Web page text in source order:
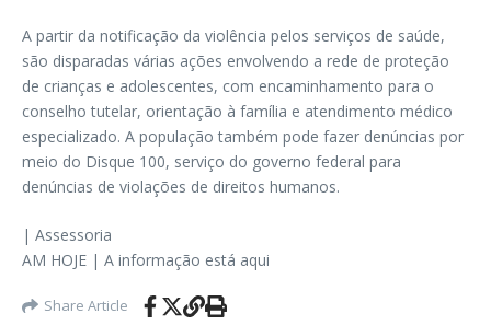
A partir da notificação da violência pelos serviços de saúde,
são disparadas várias ações envolvendo a rede de proteção
de crianças e adolescentes, com encaminhamento para o
conselho tutelar, orientação à família e atendimento médico
especializado. A população também pode fazer denúncias por
meio do Disque 100, serviço do governo federal para
denúncias de violações de direitos humanos.
| Assessoria
AM HOJE | A informação está aqui
Share Article